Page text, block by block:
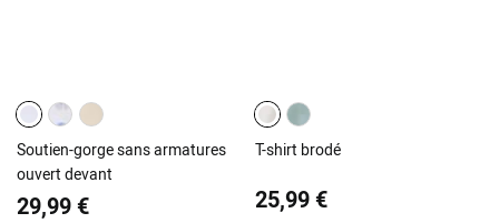
Soutien-gorge sans armatures
ouvert devant
29,99 €
T-shirt brodé
25,99 €